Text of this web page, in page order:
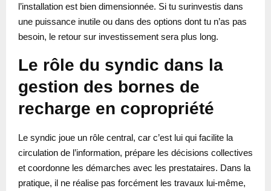
l’installation est bien dimensionnée. Si tu surinvestis dans
une puissance inutile ou dans des options dont tu n’as pas
besoin, le retour sur investissement sera plus long.
Le rôle du syndic dans la
gestion des bornes de
recharge en copropriété
Le syndic joue un rôle central, car c’est lui qui facilite la
circulation de l’information, prépare les décisions collectives
et coordonne les démarches avec les prestataires. Dans la
pratique, il ne réalise pas forcément les travaux lui-même,